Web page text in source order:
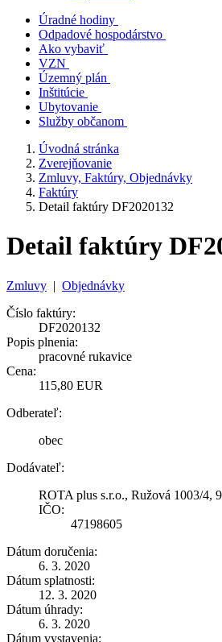
Úradné hodiny
Odpadové hospodárstvo
Ako vybaviť
VZN
Územný plán
Inštitúcie
Ubytovanie
Služby občanom
Úvodná stránka
Zverejňovanie
Zmluvy, Faktúry, Objednávky
Faktúry
Detail faktúry DF2020132
Detail faktúry
Zmluvy | Objednávky
Číslo faktúry:
DF2020132
Popis plnenia:
pracovné rukavice
Cena:
115,80 EUR
Odberateľ:
obec
Dodávateľ:
ROTA plus s.r.o., Ružová 1003/4,
IČO:
47198605
Dátum doručenia:
6. 3. 2020
Dátum splatnosti:
12. 3. 2020
Dátum úhrady:
6. 3. 2020
Dátum vystavenia: